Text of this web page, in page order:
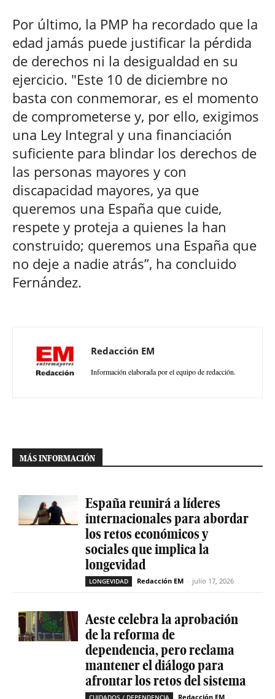
Por último, la PMP ha recordado que la
edad jamás puede justificar la pérdida
de derechos ni la desigualdad en su
ejercicio. "Este 10 de diciembre no
basta con conmemorar, es el momento
de comprometerse y, por ello, exigimos
una Ley Integral y una financiación
suficiente para blindar los derechos de
las personas mayores y con
discapacidad mayores, ya que
queremos una España que cuide,
respete y proteja a quienes la han
construido; queremos una España que
no deje a nadie atrás”, ha concluido
Fernández.
Redacción EM
Información elaborada por el equipo de redacción.
MÁS INFORMACIÓN
España reunirá a líderes
internacionales para abordar
los retos económicos y
sociales que implica la
longevidad
LONGEVIDAD Redacción EM - julio 17, 2026
Aeste celebra la aprobación
de la reforma de
dependencia, pero reclama
mantener el diálogo para
afrontar los retos del sistema
CUIDADOS / DEPENDENCIA Redacción EM -